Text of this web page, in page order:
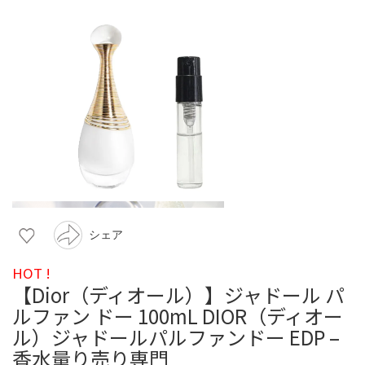
シェア
HOT !
【Dior（ディオール）】ジャドール パ
ルファン ドー 100mL DIOR（ディオー
ル）ジャドールパルファンドー EDP –
香水量り売り専門